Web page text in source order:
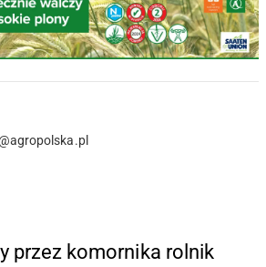
przez komornika rolnik